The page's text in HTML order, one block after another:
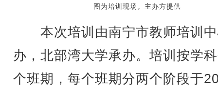
图为培训现场。主办方提供
本次培训由南宁市教师培训
办，北部湾大学承办。培训按学
个班期，每个班期分两个阶段于